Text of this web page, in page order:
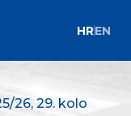
HREN
26, 29. kolo